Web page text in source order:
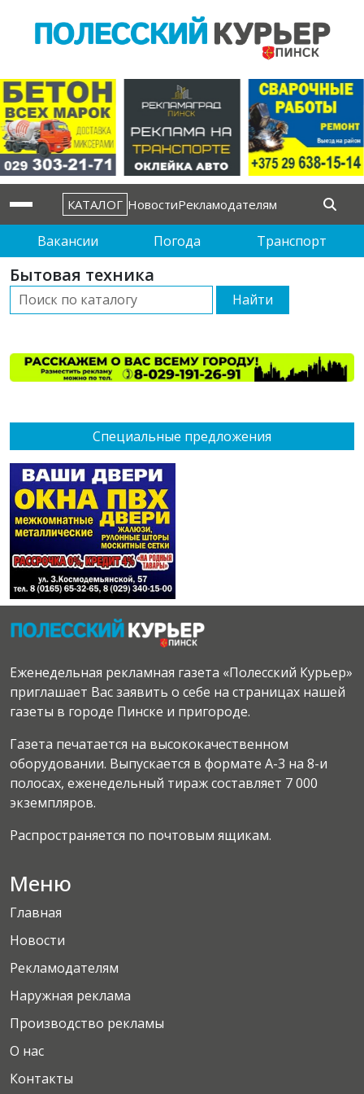
КАТАЛОГ НовостиРекламодателям
Вакансии Погода Транспорт
Специальные предложения
Бытовая техника
Найти
Еженедельная рекламная газета «Полесский Курьер»
приглашает Вас заявить о себе на страницах нашей
газеты в городе Пинске и пригороде.
Газета печатается на высококачественном
оборудовании. Выпускается в формате А-3 на 8-и
полосах, еженедельный тираж составляет 7 000
экземпляров.
Распространяется по почтовым ящикам.
Меню
Главная
Новости
Рекламодателям
Наружная реклама
Производство рекламы
О нас
Контакты